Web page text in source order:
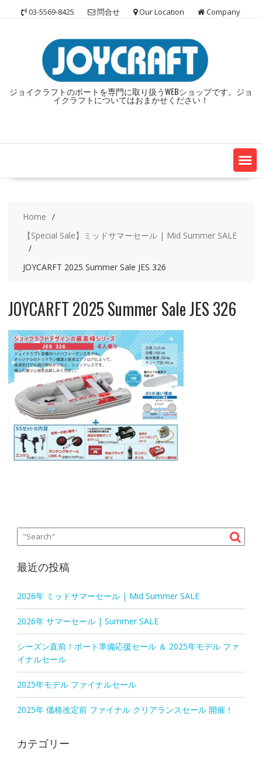
03-5569-8425 問合せ Our Location Company
ジョイクラフトのボートを専門に取り扱うWEBショップです。ジョ
イクラフトについてはおまかせください！
Home
【Special Sale】ミッドサマーセール | Mid Summer SALE
JOYCARFT 2025 Summer Sale JES 326
JOYCARFT 2025 Summer Sale JES 326
最近の投稿
2026年 ミッドサマーセール | Mid Summer SALE
2026年 サマーセール | Summer SALE
シーズン直前！ボート準備応援セール ＆ 2025年モデル ファ
イナルセール
2025年モデル ファイナルセール
2025年 価格改定前 ファイナル クリアランスセール 開催！
カテゴリー